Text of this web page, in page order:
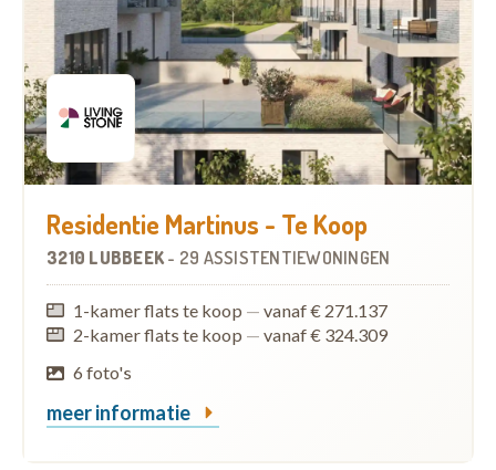
Residentie Martinus - Te Koop
3210 LUBBEEK- 29 ASSISTENTIEWONINGEN
1-kamer flats te koop — vanaf € 271.137
2-kamer flats te koop — vanaf € 324.309
6 foto's
meer informatie